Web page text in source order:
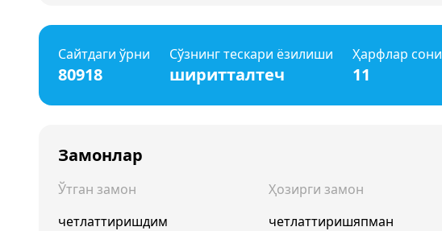
Сайтдаги ўрни
80918
Сўзнинг тескари ёзилиши
ширитталтеч
Ҳарфлар сони
11
Замонлар
Ўтган замон
четлаттиришдим
Ҳозирги замон
четлаттиришяпман